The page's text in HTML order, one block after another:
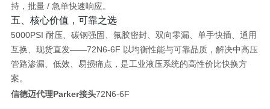
持，批量 / 急单快速响应。
五、核心价值，可靠之选
5000PSI 耐压、碳钢强固、氟胶密封、双向零漏、单手快插、通用
互换、现货直发——72N6‑6F 以均衡性能与可靠品质， 解决中高压
管路渗漏、低效、易损痛点 ，是工业液压系统的高性价比快换方
案。
信德迈代理Parker接头72N6-6F